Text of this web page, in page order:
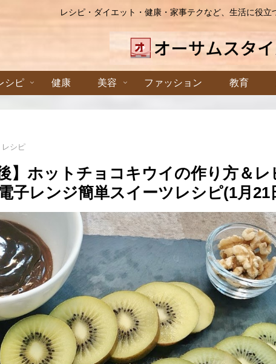
レシピ・ダイエット・健康・家事テクなど、生活に役立
シピ 健康 美容 ファッション 教育
レシピ
】ホットチョコキウイの作り方＆レ
子レンジ簡単スイーツレシピ(1月21